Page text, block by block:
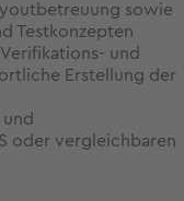
sowie
Testkonzepten
und
Erstellung der
oder vergleichbaren